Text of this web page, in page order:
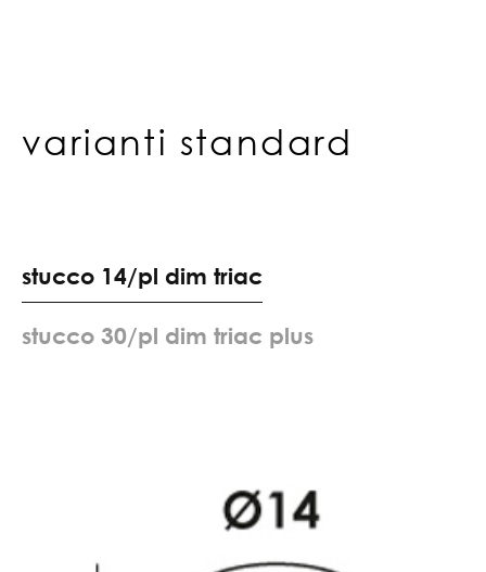
varianti standard
stucco 14/pl dim triac
stucco 30/pl dim triac plus